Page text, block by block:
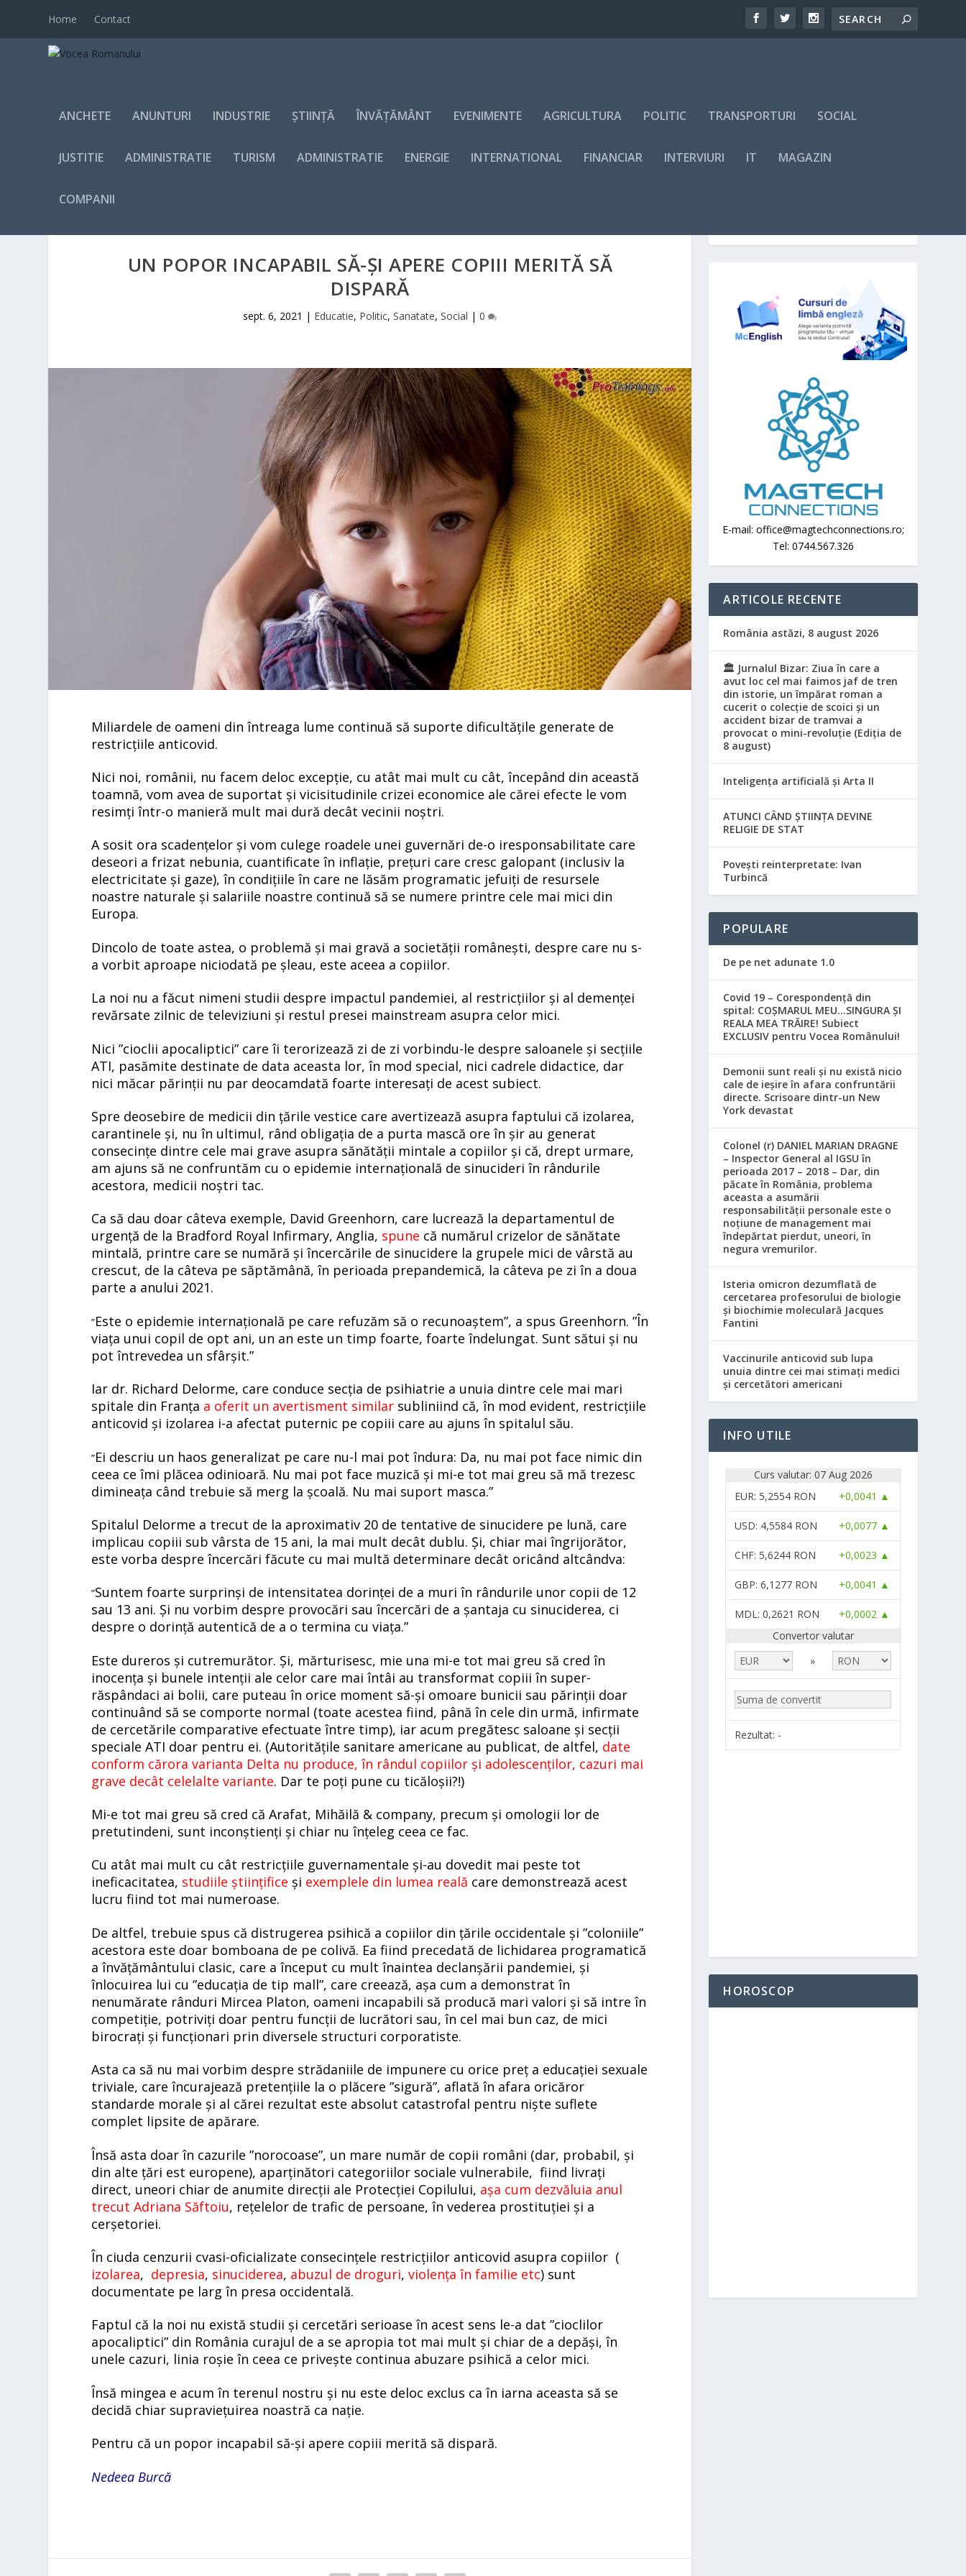
Home Contact
ANCHETE ANUNTURI INDUSTRIE ȘTIINȚĂ ÎNVĂȚĂMÂNT EVENIMENTE AGRICULTURA POLITIC TRANSPORTURI SOCIAL
JUSTITIE ADMINISTRATIE TURISM ADMINISTRATIE ENERGIE INTERNATIONAL FINANCIAR INTERVIURI IT MAGAZIN
COMPANII
UN POPOR INCAPABIL SĂ-ȘI APERE COPIII MERITĂ SĂ
DISPARĂ
sept. 6, 2021 | Educatie, Politic,Sanatate,Social |0
Miliardele de oameni din întreaga lume continuă să suporte dificultățile generate de
restricțiile anticovid.
Nici noi, românii, nu facem deloc excepție, cu atât mai mult cu cât, începând din această
toamnă, vom avea de suportat și vicisitudinile crizei economice ale cărei efecte le vom
resimți într-o manieră mult mai dură decât vecinii noștri.
A sosit ora scadențelor și vom culege roadele unei guvernări de-o iresponsabilitate care
deseori a frizat nebunia, cuantificate în inflație, prețuri care cresc galopant (inclusiv la
electricitate și gaze), în condițiile în care ne lăsăm programatic jefuiți de resursele
noastre naturale și salariile noastre continuă să se numere printre cele mai mici din
Europa.
Dincolo de toate astea, o problemă și mai gravă a societății românești, despre care nu s-
a vorbit aproape niciodată pe șleau, este aceea a copiilor.
La noi nu a făcut nimeni studii despre impactul pandemiei, al restricțiilor și al demenței
revărsate zilnic de televiziuni și restul presei mainstream asupra celor mici.
Nici ”cioclii apocaliptici” care îi terorizează zi de zi vorbindu-le despre saloanele și secțiile
ATI, pasămite destinate de data aceasta lor, în mod special, nici cadrele didactice, dar
nici măcar părinții nu par deocamdată foarte interesați de acest subiect.
Spre deosebire de medicii din țările vestice care avertizează asupra faptului că izolarea,
carantinele și, nu în ultimul, rând obligația de a purta mască ore în șir au generat
consecințe dintre cele mai grave asupra sănătății mintale a copiilor și că, drept urmare,
am ajuns să ne confruntăm cu o epidemie internațională de sinucideri în rândurile
acestora, medicii noștri tac.
Ca să dau doar câteva exemple, David Greenhorn, care lucrează la departamentul de
urgență de la Bradford Royal Infirmary, Anglia, spune că numărul crizelor de sănătate
mintală, printre care se numără și încercările de sinucidere la grupele mici de vârstă au
crescut, de la câteva pe săptămână, în perioada prepandemică, la câteva pe zi în a doua
parte a anului 2021.
”Este o epidemie internațională pe care refuzăm să o recunoaștem”, a spus Greenhorn. ”În
viața unui copil de opt ani, un an este un timp foarte, foarte îndelungat. Sunt sătui și nu
pot întrevedea un sfârșit.”
Iar dr. Richard Delorme, care conduce secția de psihiatrie a unuia dintre cele mai mari
spitale din Franța a oferit un avertisment similar subliniind că, în mod evident, restricțiile
anticovid și izolarea i-a afectat puternic pe copiii care au ajuns în spitalul său.
”Ei descriu un haos generalizat pe care nu-l mai pot îndura: Da, nu mai pot face nimic din
ceea ce îmi plăcea odinioară. Nu mai pot face muzică și mi-e tot mai greu să mă trezesc
dimineața când trebuie să merg la școală. Nu mai suport masca.”
Spitalul Delorme a trecut de la aproximativ 20 de tentative de sinucidere pe lună, care
implicau copiii sub vârsta de 15 ani, la mai mult decât dublu. Și, chiar mai îngrijorător,
este vorba despre încercări făcute cu mai multă determinare decât oricând altcândva:
”Suntem foarte surprinși de intensitatea dorinței de a muri în rândurile unor copii de 12
sau 13 ani. Și nu vorbim despre provocări sau încercări de a șantaja cu sinuciderea, ci
despre o dorință autentică de a o termina cu viața.”
Este dureros și cutremurător. Și, mărturisesc, mie una mi-e tot mai greu să cred în
inocența și bunele intenții ale celor care mai întâi au transformat copiii în super-
răspândaci ai bolii, care puteau în orice moment să-și omoare bunicii sau părinții doar
continuând să se comporte normal (toate acestea fiind, până în cele din urmă, infirmate
de cercetările comparative efectuate între timp), iar acum pregătesc saloane și secții
speciale ATI doar pentru ei. (Autoritățile sanitare americane au publicat, de altfel, date
conform cărora varianta Delta nu produce, în rândul copiilor și adolescenților, cazuri mai
grave decât celelalte variante. Dar te poți pune cu ticăloșii?!)
Mi-e tot mai greu să cred că Arafat, Mihăilă & company, precum și omologii lor de
pretutindeni, sunt inconștienți și chiar nu înțeleg ceea ce fac.
Cu atât mai mult cu cât restricțiile guvernamentale și-au dovedit mai peste tot
ineficacitatea, studiile științifice și exemplele din lumea reală care demonstrează acest
lucru fiind tot mai numeroase.
De altfel, trebuie spus că distrugerea psihică a copiilor din țările occidentale și ”coloniile”
acestora este doar bomboana de pe colivă. Ea fiind precedată de lichidarea programatică
a învățământului clasic, care a început cu mult înaintea declanșării pandemiei, și
înlocuirea lui cu ”educația de tip mall”, care creează, așa cum a demonstrat în
nenumărate rânduri Mircea Platon, oameni incapabili să producă mari valori și să intre în
competiție, potriviți doar pentru funcții de lucrători sau, în cel mai bun caz, de mici
birocrați și funcționari prin diversele structuri corporatiste.
Asta ca să nu mai vorbim despre strădaniile de impunere cu orice preț a educației sexuale
triviale, care încurajează pretențiile la o plăcere ”sigură”, aflată în afara oricăror
standarde morale și al cărei rezultat este absolut catastrofal pentru niște suflete
complet lipsite de apărare.
Însă asta doar în cazurile ”norocoase”, un mare număr de copii români (dar, probabil, și
din alte țări est europene), aparținători categoriilor sociale vulnerabile, fiind livrați
direct, uneori chiar de anumite direcții ale Protecției Copilului, așa cum dezvăluia anul
trecut Adriana Săftoiu, rețelelor de trafic de persoane, în vederea prostituției și a
cerșetoriei.
În ciuda cenzurii cvasi-oficializate consecințele restricțiilor anticovid asupra copiilor (
izolarea, depresia, sinuciderea, abuzul de droguri,violența în familie etc) sunt
documentate pe larg în presa occidentală.
Faptul că la noi nu există studii și cercetări serioase în acest sens le-a dat ”cioclilor
apocaliptici” din România curajul de a se apropia tot mai mult și chiar de a depăși, în
unele cazuri, linia roșie în ceea ce privește continua abuzare psihică a celor mici.
Însă mingea e acum în terenul nostru și nu este deloc exclus ca în iarna aceasta să se
decidă chiar supraviețuirea noastră ca nație.
Pentru că un popor incapabil să-și apere copiii merită să dispară.
Nedeea Burcă
E-mail: office@magtechconnections.ro;
Tel: 0744.567.326
ARTICOLE RECENTE
România astăzi, 8 august 2026
🏛️ Jurnalul Bizar: Ziua în care a
avut loc cel mai faimos jaf de tren
din istorie, un împărat roman a
cucerit o colecție de scoici și un
accident bizar de tramvai a
provocat o mini-revoluție (Ediția de
8 august)
Inteligența artificială și Arta II
ATUNCI CÂND ȘTIINȚA DEVINE
RELIGIE DE STAT
Povești reinterpretate: Ivan
Turbincă
POPULARE
De pe net adunate 1.0
Covid 19 – Corespondență din
spital: COȘMARUL MEU…SINGURA ȘI
REALA MEA TRĂIRE! Subiect
EXCLUSIV pentru Vocea Românului!
Demonii sunt reali și nu există nicio
cale de ieșire în afara confruntării
directe. Scrisoare dintr-un New
York devastat
Colonel (r) DANIEL MARIAN DRAGNE
– Inspector General al IGSU în
perioada 2017 – 2018 – Dar, din
păcate în România, problema
aceasta a asumării
responsabilităţii personale este o
noţiune de management mai
îndepărtat pierdut, uneori, în
negura vremurilor.
Isteria omicron dezumflată de
cercetarea profesorului de biologie
și biochimie moleculară Jacques
Fantini
Vaccinurile anticovid sub lupa
unuia dintre cei mai stimați medici
și cercetători americani
INFO UTILE
Curs valutar: 07 Aug 2026
EUR: 5,2554 RON +0,0041 ▲
USD: 4,5584 RON +0,0077 ▲
CHF: 5,6244 RON +0,0023 ▲
GBP: 6,1277 RON +0,0041 ▲
MDL : 0,2621 RON
+0,0002 ▲
Convertor valutar
»
Rezultat: -
HOROSCOP